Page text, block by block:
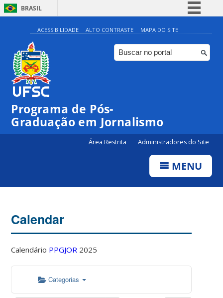
BRASIL
Simplifique!
Comunica BR
Participe
ACESSIBILIDADE ALTO CONTRASTE MAPA DO SITE
Programa de Pós-
Graduação em Jornalismo
Área Restrita Administradores do Site
MENU
Calendar
Calendário PPGJOR 2025
Categorias